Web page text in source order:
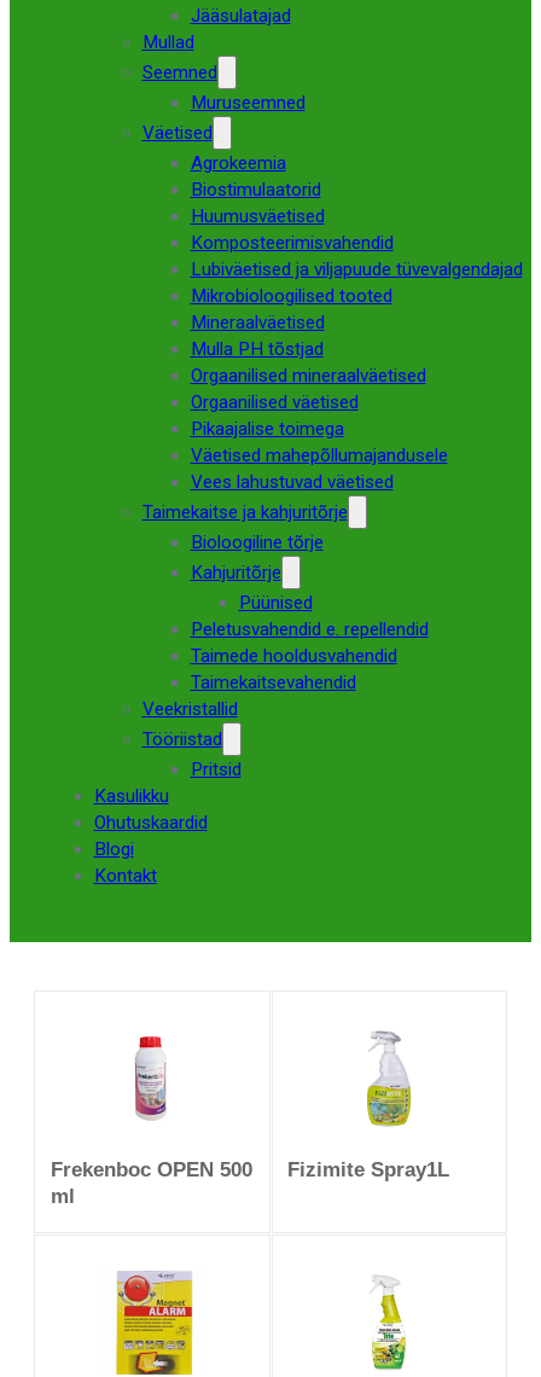
Jääsulatajad
Mullad
Seemned
Muruseemned
Väetised
Agrokeemia
Biostimulaatorid
Huumusväetised
Komposteerimisvahendid
Lubiväetised ja viljapuude tüvevalgendajad
Mikrobioloogilised tooted
Mineraalväetised
Mulla PH tõstjad
Orgaanilised mineraalväetised
Orgaanilised väetised
Pikaajalise toimega
Väetised mahepõllumajandusele
Vees lahustuvad väetised
Taimekaitse ja kahjuritõrje
Bioloogiline tõrje
Kahjuritõrje
Püünised
Peletusvahendid e. repellendid
Taimede hooldusvahendid
Taimekaitsevahendid
Veekristallid
Tööriistad
Pritsid
Kasulikku
Ohutuskaardid
Blogi
Kontakt
Frekenboc OPEN 500
ml
Fizimite Spray1L